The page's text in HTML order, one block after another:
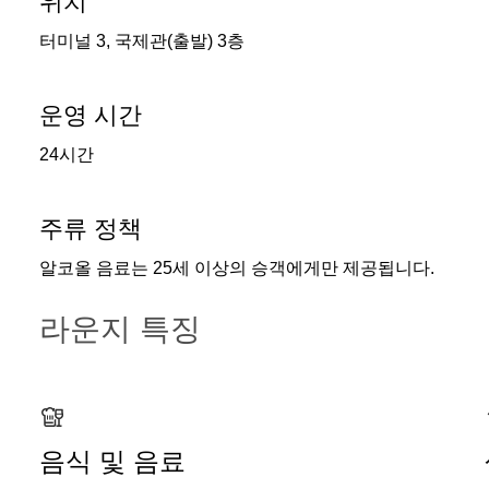
터미널 3, 국제관(출발) 3층
운영 시간
24시간
주류 정책
알코올 음료는 25세 이상의 승객에게만 제공됩니다.
라운지 특징
음식 및 음료